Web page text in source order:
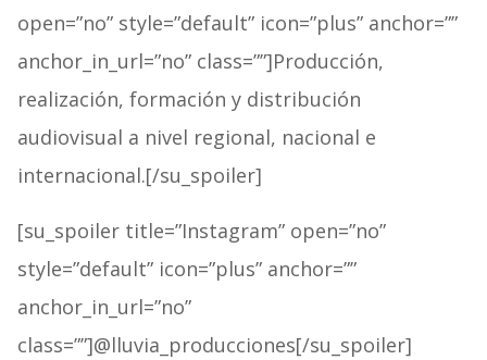
open=”no” style=”default” icon=”plus” anchor=””
anchor_in_url=”no” class=””]Producción,
realización, formación y distribución
audiovisual a nivel regional, nacional e
internacional.[/su_spoiler]
[su_spoiler title=”Instagram” open=”no”
style=”default” icon=”plus” anchor=””
anchor_in_url=”no”
class=””]@lluvia_producciones[/su_spoiler]